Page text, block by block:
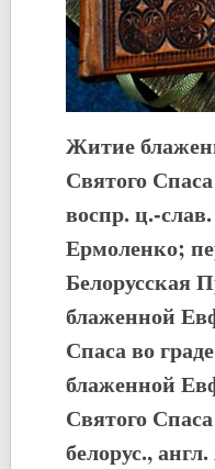
Житие
Святого
воспр. ц.-
Ермоленко;
Белорусская
блаженной
Спаса во
блаженной
Святого
белорус.,